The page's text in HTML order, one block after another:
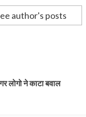
author's posts
लोगो ने काटा बवाल